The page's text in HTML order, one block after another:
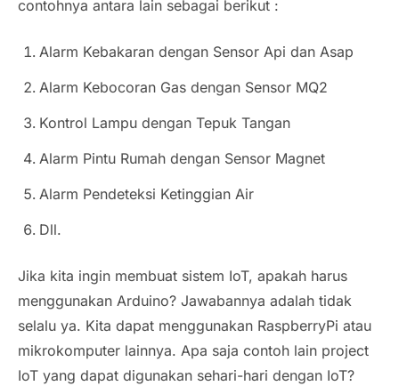
contohnya antara lain sebagai berikut :
Alarm Kebakaran dengan Sensor Api dan Asap
Alarm Kebocoran Gas dengan Sensor MQ2
Kontrol Lampu dengan Tepuk Tangan
Alarm Pintu Rumah dengan Sensor Magnet
Alarm Pendeteksi Ketinggian Air
Dll.
Jika kita ingin membuat sistem IoT, apakah harus
menggunakan Arduino? Jawabannya adalah tidak
selalu ya. Kita dapat menggunakan RaspberryPi atau
mikrokomputer lainnya. Apa saja contoh lain project
IoT yang dapat digunakan sehari-hari dengan IoT?